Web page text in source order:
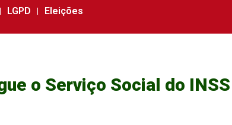
LGPD Eleições
o Serviço Social do INSS